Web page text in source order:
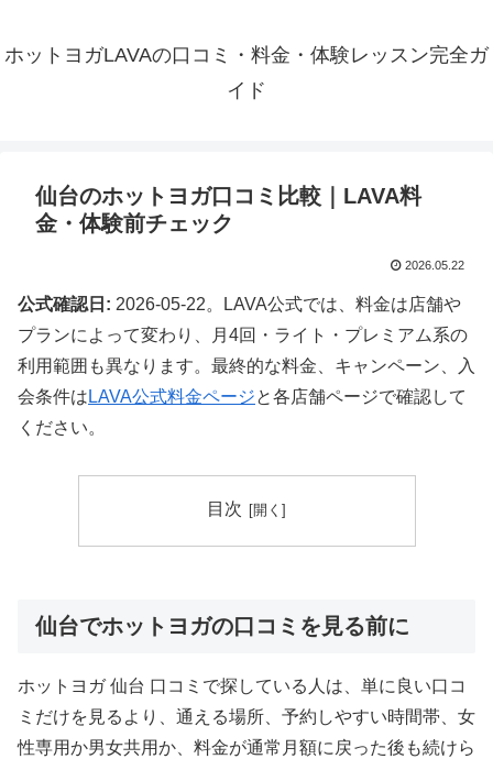
ホットヨガLAVAの口コミ・料金・体験レッスン完全ガ
イド
仙台のホットヨガ口コミ比較｜LAVA料
金・体験前チェック
2026.05.22
公式確認日: 2026-05-22。LAVA公式では、料金は店舗や
プランによって変わり、月4回・ライト・プレミアム系の
利用範囲も異なります。最終的な料金、キャンペーン、入
会条件は LAVA公式料金ページと各店舗ページで確認して
ください。
目次
仙台でホットヨガの口コミを見る前に
ホットヨガ 仙台 口コミで探している人は、単に良い口コ
ミだけを見るより、通える場所、予約しやすい時間帯、女
性専用か男女共用か、料金が通常月額に戻った後も続けら